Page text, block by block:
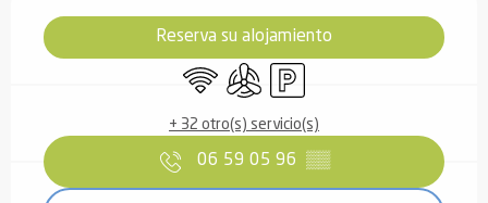
Reserva su alojamiento
Wifi
Aire Acondicionado
Aparcamiento
+ 32 otro(s) servicio(s)
06 59 05 96 ▒▒